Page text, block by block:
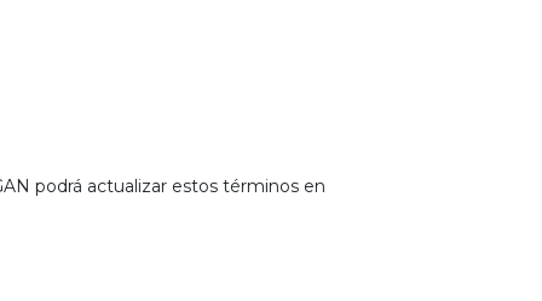
podrá actualizar estos términos en